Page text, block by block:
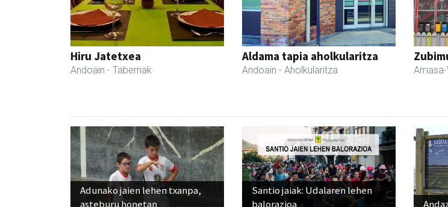
Hiru Jatetxea
Andoain - Tabernak
Aldama tapia aholkularitza
Andoain - Aholkularitza
Adunako jaien lehen txanpa,
asteburu honetan
Santio jaiak: Udalaren lehen
balorazioa